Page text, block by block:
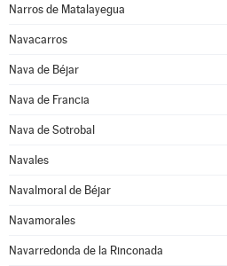
Narros de Matalayegua
Navacarros
Nava de Béjar
Nava de Francia
Nava de Sotrobal
Navales
Navalmoral de Béjar
Navamorales
Navarredonda de la Rinconada